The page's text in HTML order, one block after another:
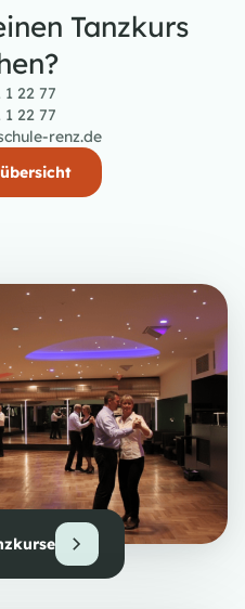
Tanzkurs
1 22 77
1 22 77
renz.de